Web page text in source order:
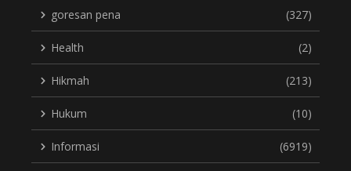
goresan pena (327)
Health (2)
Hikmah (213)
Hukum (10)
Informasi (6919)